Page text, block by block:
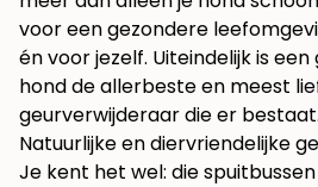
voor een gezondere
én voor jezelf. Uiteindelijk is
hond de allerbeste en meest
geurverwijderaar die er bestaat.
Natuurlijke en diervriendelijke
Je kent het wel: die